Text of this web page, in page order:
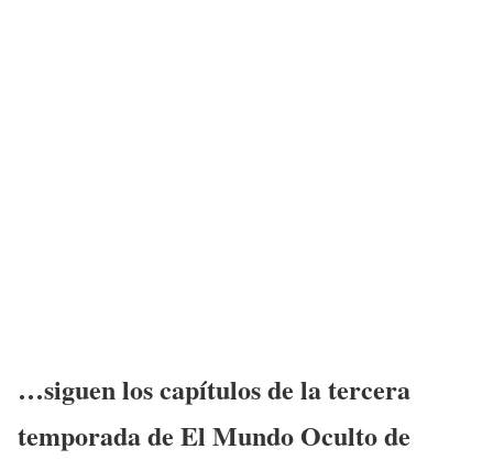
…siguen los capítulos de la tercera
temporada de El Mundo Oculto de